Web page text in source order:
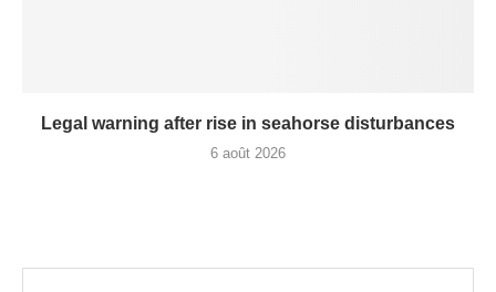
Legal warning after rise in seahorse disturbances
6 août 2026